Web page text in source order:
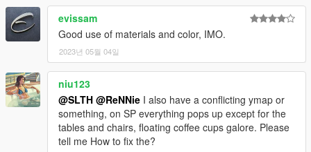
evissam
Good use of materials and color, IMO.
2023년 05월 04일
niu123
@SLTH @ReNNie I also have a conflicting ymap or
something, on SP everything pops up except for the
tables and chairs, floating coffee cups galore. Please
tell me How to fix the?